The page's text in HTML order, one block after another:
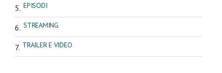
EPISODI
STREAMING
TRAILER E VIDEO